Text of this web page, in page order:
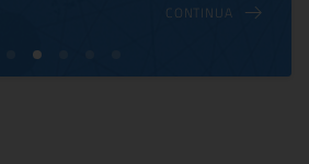
CONTINUA